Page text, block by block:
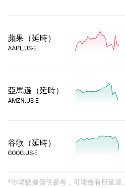
蘋果（延時）
AAPL.US-E
亞馬遜（延時）
AMZN.US-E
谷歌（延時）
GOOG.US-E
*市場數據僅供參考，可能會有所延遲。